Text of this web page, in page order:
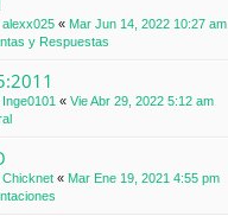
alexx025 « Mar Jun 14, 2022 10:27 am
y Respuestas
Inge0101 « Vie Abr 29, 2022 5:12 am
Chicknet « Mar Ene 19, 2021 4:55 pm